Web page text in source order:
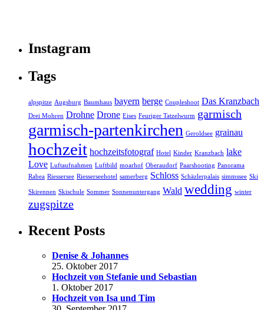
Instagram
Tags
alpspitze Augsburg Baumhaus bayern berge Coupleshoot Das Kranzbach
Drei Mohren Drohne Drone Eises Feuriger Tatzelwurm garmisch
garmisch-partenkirchen Geroldsee grainau
hochzeit hochzeitsfotograf Hotel Kinder Kranzbach lake
Love Luftaufnahmen Luftbild moarhof Oberaudorf Paarshooting Panorama
Rabea Riessersee Riesserseehotel samerberg Schloss Schäzlerpalais simmssee Ski
Skirennen Skischule Sommer Sonnenuntergang Wald wedding winter
zugspitze
Recent Posts
Denise & Johannes
25. Oktober 2017
Hochzeit von Stefanie und Sebastian
1. Oktober 2017
Hochzeit von Isa und Tim